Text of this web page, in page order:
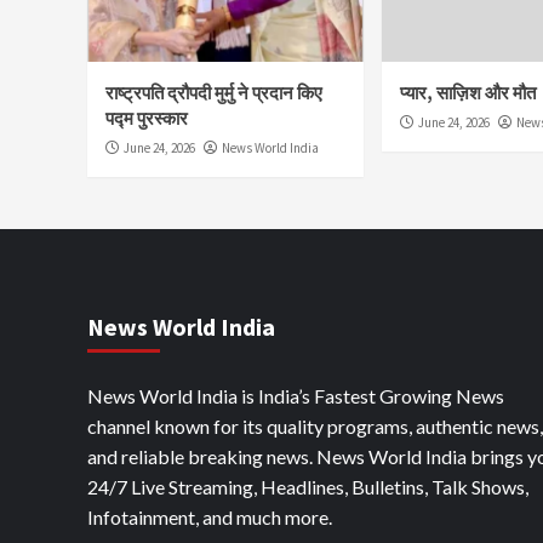
राष्ट्रपति द्रौपदी मुर्मु ने प्रदान किए
पद्म पुरस्कार
June 24, 2026 News World India
प्यार, साज़िश और मौत
June 24, 2026
News World India
News World India is India’s Fastest Growing News
channel known for its quality programs, authentic news,
and reliable breaking news. News World India brings
24/7 Live Streaming, Headlines, Bulletins, Talk Shows,
Infotainment, and much more.